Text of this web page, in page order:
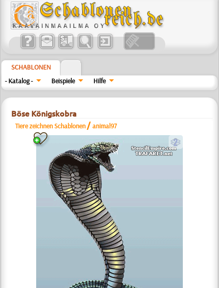
SCHABLONEN
- Katalog -
Beispiele Hilfe
Böse Königskobra
Tiere zeichnen Schablonen /animal97
b